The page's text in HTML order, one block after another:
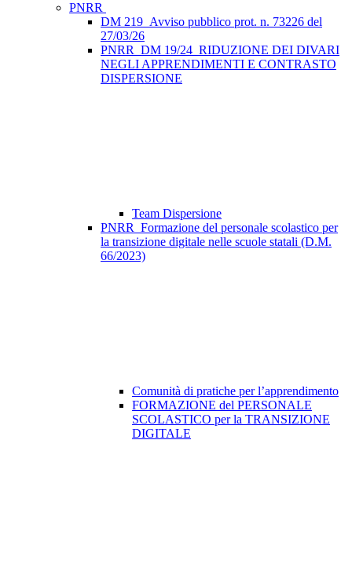
PNRR
DM 219_Avviso pubblico prot. n. 73226 del
27/03/26
PNRR_DM 19/24_RIDUZIONE DEI DIVARI
NEGLI APPRENDIMENTI E CONTRASTO
DISPERSIONE
Team Dispersione
PNRR_Formazione del personale scolastico per
la transizione digitale nelle scuole statali (D.M.
66/2023)
Comunità di pratiche per l’apprendimento
FORMAZIONE del PERSONALE
SCOLASTICO per la TRANSIZIONE
DIGITALE